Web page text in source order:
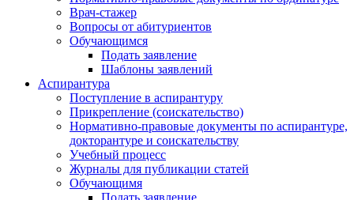
Врач-стажер
Вопросы от абитуриентов
Обучающимся
Подать заявление
Шаблоны заявлений
Аспирантура
Поступление в аспирантуру
Прикрепление (соискательство)
Нормативно-правовые документы по аспирантуре,
докторантуре и соискательству
Учебный процесс
Журналы для публикации статей
Обучающимя